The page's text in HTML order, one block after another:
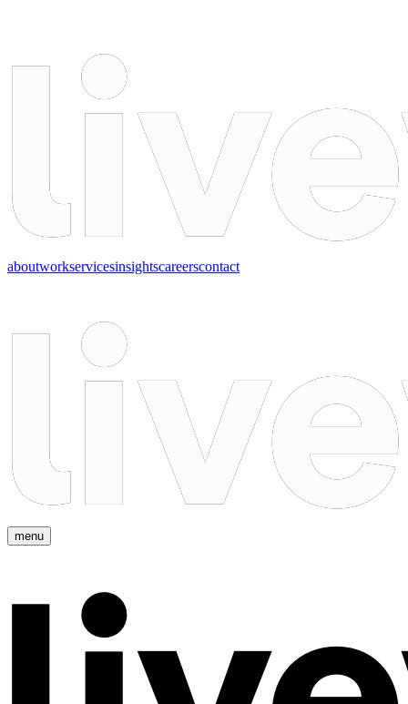
aboutworkservicesinsightscareerscontact
menu